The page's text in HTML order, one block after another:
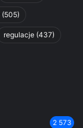
(505)
regulacje (437)
2 573